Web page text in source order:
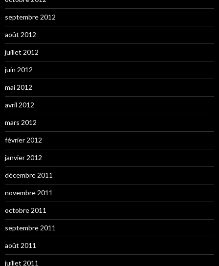
septembre 2012
août 2012
juillet 2012
juin 2012
mai 2012
avril 2012
mars 2012
février 2012
janvier 2012
décembre 2011
novembre 2011
octobre 2011
septembre 2011
août 2011
juillet 2011